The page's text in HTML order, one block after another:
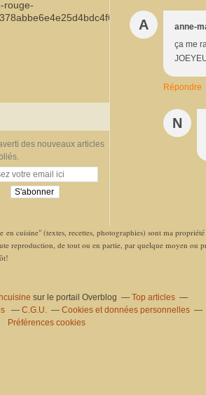
des nouveaux articles
A
anne-
ça me
Répondre
N
en cuisine" (textes, recettes, photographies) sont ma
reproduction, de tout ou en partie, par quelque moyen ou
sur le portail Overblog
Top articles
C.G.U.
Cookies et données personnelles
Préférences cookies